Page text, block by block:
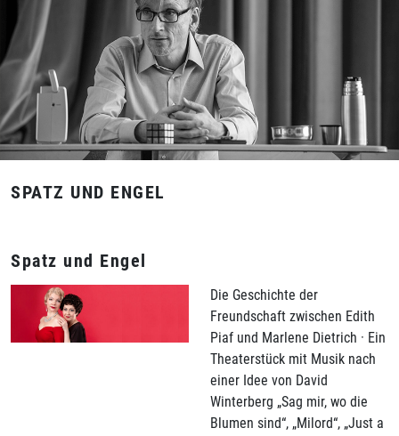
SPATZ UND ENGEL
Spatz und Engel
Die Geschichte der
Freundschaft zwischen Edith
Piaf und Marlene Dietrich · Ein
Theaterstück mit Musik nach
einer Idee von David
Winterberg „Sag mir, wo die
Blumen sind“, „Milord“, „Just a